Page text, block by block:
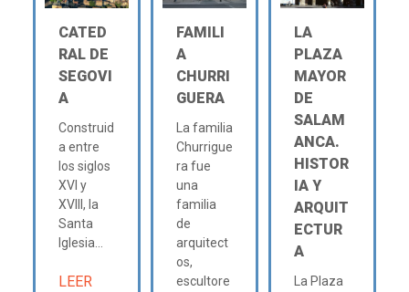
CATED
RAL DE
SEGOVI
A
Construid
a entre
los siglos
XVI y
XVIII, la
Santa
Iglesia...
LEER
FAMILI
A
CHURRI
GUERA
La familia
Churrigue
ra fue
una
familia
de
arquitect
os,
escultore
LA
PLAZA
MAYOR
DE
SALAM
ANCA.
HISTOR
IA Y
ARQUIT
ECTUR
A
La Plaza